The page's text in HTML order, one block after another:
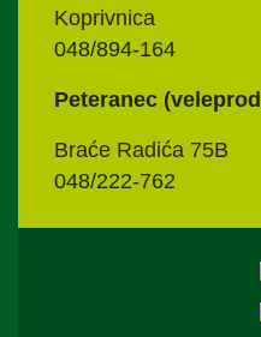
Koprivnica
048/894-164
Peteranec
Braće Radića 75B
048/222-762